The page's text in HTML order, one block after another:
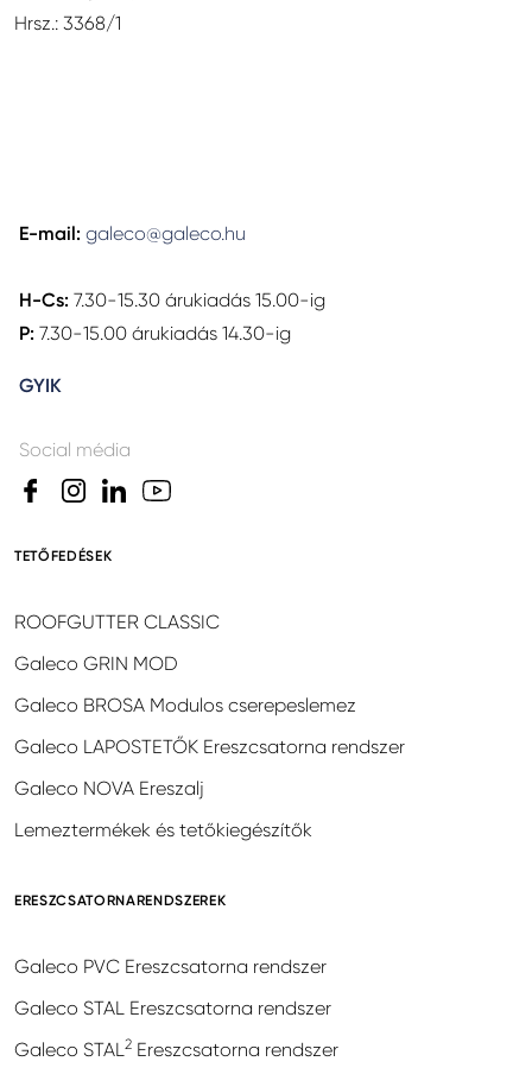
Hrsz.: 3368/1
E-mail: galeco@galeco.hu
H-Cs: 7.30-15.30 árukiadás 15.00-ig
P: 7.30-15.00 árukiadás 14.30-ig
GYIK
Social média
TETŐFEDÉSEK
ROOFGUTTER CLASSIC
Galeco GRIN MOD
Galeco BROSA Modulos cserepeslemez
Galeco LAPOSTETŐK Ereszcsatorna rendszer
Galeco NOVA Ereszalj
Lemeztermékek és tetőkiegészítők
ERESZCSATORNARENDSZEREK
Galeco PVC Ereszcsatorna rendszer
Galeco STAL Ereszcsatorna rendszer
Galeco STAL2 Ereszcsatorna rendszer